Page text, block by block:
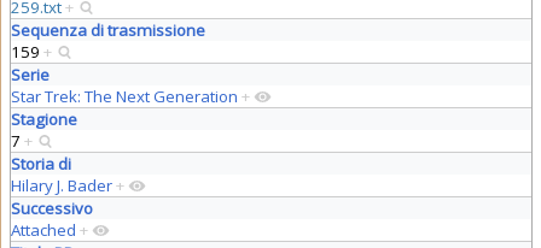
259.txt+
Sequenza di trasmissione
159 +
Serie
Star Trek: The Next Generation +
Stagione
7 +
Storia di
Hilary J. Bader+
Successivo
Attached +